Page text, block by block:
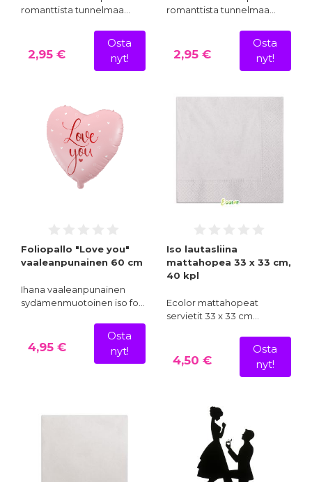
romanttista tunnelmaa…
2,95 €
Osta
nyt!
romanttista tunnelmaa…
2,95 €
Osta
nyt!
Foliopallo "Love you"
vaaleanpunainen 60 cm
Ihana vaaleanpunainen
sydämenmuotoinen iso fo…
4,95 €
Osta
nyt!
Iso lautasliina
mattahopea 33 x 33 cm,
40 kpl
Ecolor mattahopeat
servietit 33 x 33 cm…
4,50 €
Osta
nyt!